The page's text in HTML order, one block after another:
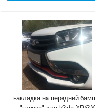
накладка на передний